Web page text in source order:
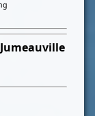
Jumeauville